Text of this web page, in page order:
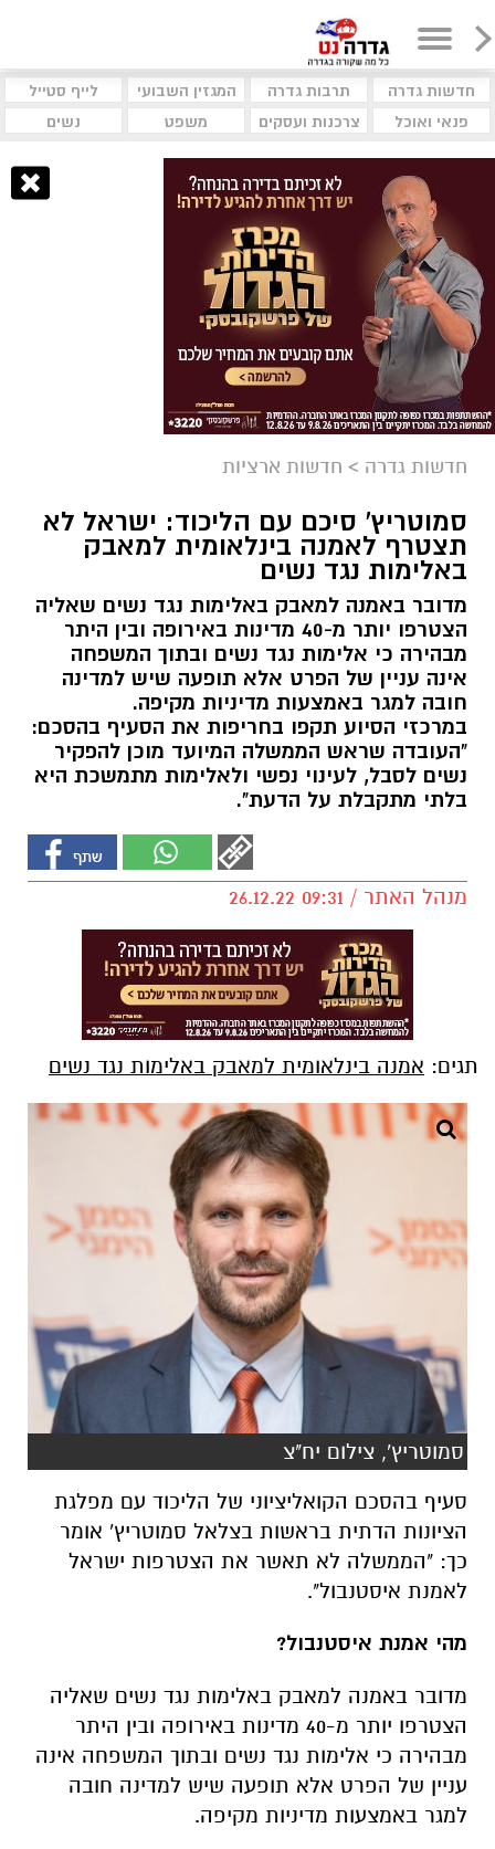
חדשות גדרה תרבות גדרה המגזין השבועי
לייף סטייל
פנאי ואוכל
צרכנות ועסקים משפט נשים
חדשות גדרה > חדשות ארציות
סמוטריץ' סיכם עם הליכוד: ישראל לא
תצטרף לאמנה בינלאומית למאבק
באלימות נגד נשים
מדובר באמנה למאבק באלימות נגד נשים שאליה
הצטרפו יותר מ-40 מדינות באירופה ובין היתר
מבהירה כי אלימות נגד נשים ובתוך המשפחה
אינה עניין של הפרט אלא תופעה שיש למדינה
חובה למגר באמצעות מדיניות מקיפה.
במרכזי הסיוע תקפו בחריפות את הסעיף בהסכם:
"העובדה שראש הממשלה המיועד מוכן להפקיר
נשים לסבל, לעינוי נפשי ולאלימות מתמשכת היא
בלתי מתקבלת על הדעת".
מנהל האתר / 09:31 26.12.22
תגים: אמנה בינלאומית למאבק באלימות נגד נשים
סמוטריץ', צילום יח"צ
סעיף בהסכם הקואליציוני של הליכוד עם מפלגת
הציונות הדתית בראשות בצלאל סמוטריץ' אומר
כך: "הממשלה לא תאשר את הצטרפות ישראל
לאמנת איסטנבול".
מהי אמנת איסטנבול?
מדובר באמנה למאבק באלימות נגד נשים שאליה
הצטרפו יותר מ-40 מדינות באירופה ובין היתר
מבהירה כי אלימות נגד נשים ובתוך המשפחה אינה
עניין של הפרט אלא תופעה שיש למדינה חובה
למגר באמצעות מדיניות מקיפה.